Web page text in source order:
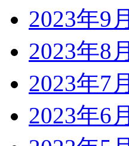
2023年9月
2023年8月
2023年7月
2023年6月